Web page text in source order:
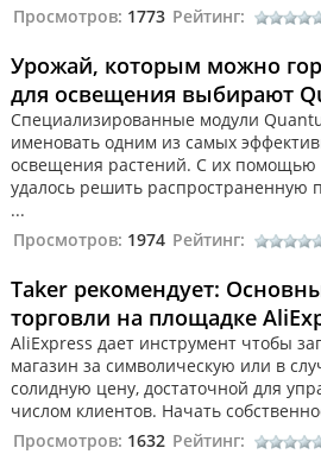
Просмотров: 1773 Рейтинг:
Урожай, которым можно
для освещения выбирают
Специализированные модули
именовать одним из самых
освещения растений. С их помощью
удалось решить распространенную
...
Просмотров: 1974 Рейтинг:
Taker рекомендует:
торговли на площадке
AliExpress дает инструмент чтобы
магазин за символическую или в
солидную цену, достаточной для
числом клиентов. Начать
Просмотров: 1632 Рейтинг: